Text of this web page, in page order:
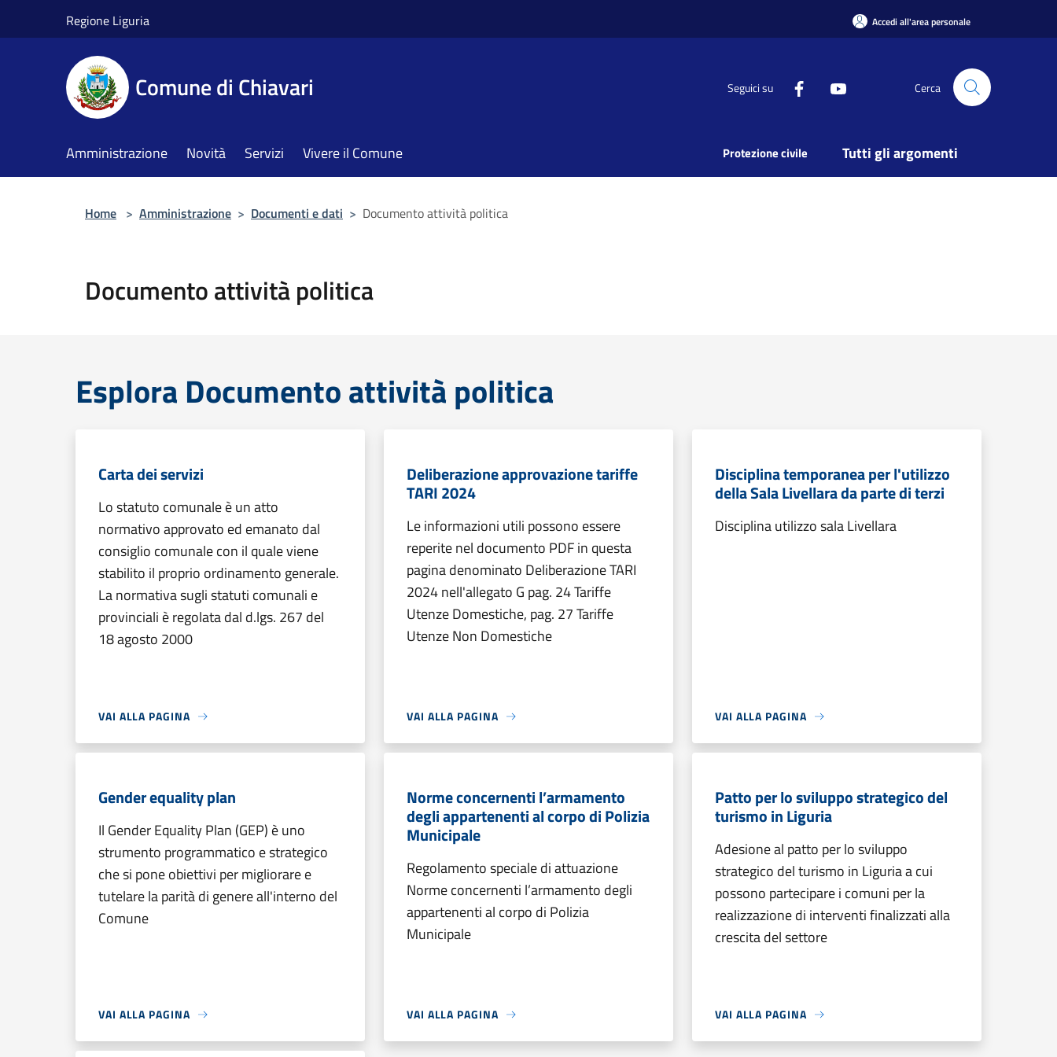
Regione Liguria Accedi all'area personale
Comune di Chiavari Seguici su Cerca
Amministrazione Novità Servizi Vivere il Comune Protezione civile Tutti gli argomenti
Home > Amministrazione > Documenti e dati > Documento attività politica
Documento attività politica
Esplora Documento attività politica
Carta dei servizi
Lo statuto comunale è un atto
normativo approvato ed emanato dal
consiglio comunale con il quale viene
stabilito il proprio ordinamento generale.
La normativa sugli statuti comunali e
provinciali è regolata dal d.lgs. 267 del
18 agosto 2000
VAI ALLA PAGINA
Deliberazione approvazione tariffe
TARI 2024
Le informazioni utili possono essere
reperite nel documento PDF in questa
pagina denominato Deliberazione TARI
2024 nell'allegato G pag. 24 Tariffe
Utenze Domestiche, pag. 27 Tariffe
Utenze Non Domestiche
VAI ALLA PAGINA
Disciplina temporanea per l'utilizzo
della Sala Livellara da parte di terzi
Disciplina utilizzo sala Livellara
VAI ALLA PAGINA
Gender equality plan
Il Gender Equality Plan (GEP) è uno
strumento programmatico e strategico
che si pone obiettivi per migliorare e
tutelare la parità di genere all'interno del
Comune
VAI ALLA PAGINA
Norme concernenti l’armamento
degli appartenenti al corpo di Polizia
Municipale
Regolamento speciale di attuazione
Norme concernenti l’armamento degli
appartenenti al corpo di Polizia
Municipale
VAI ALLA PAGINA
Patto per lo sviluppo strategico del
turismo in Liguria
Adesione al patto per lo sviluppo
strategico del turismo in Liguria a cui
possono partecipare i comuni per la
realizzazione di interventi finalizzati alla
crescita del settore
VAI ALLA PAGINA